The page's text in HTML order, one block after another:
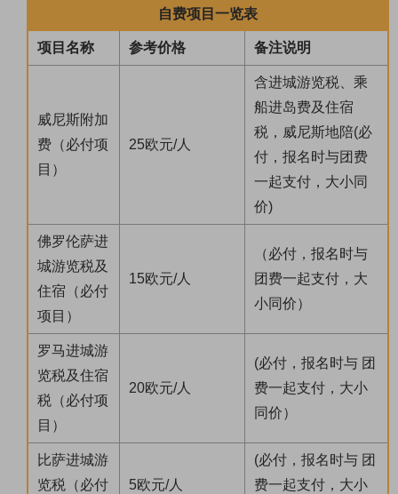
自费项目一览表
项目名称 参考价格 备注说明
威尼斯附加
费（必付项
目）
25欧元/人
含进城游览税、乘
船进岛费及住宿
税，威尼斯地陪(必
付，报名时与团费
一起支付，大小同
价)
佛罗伦萨进
城游览税及
住宿（必付
项目）
15欧元/人
（必付，报名时与
团费一起支付，大
小同价）
罗马进城游
览税及住宿
税（必付项
目）
20欧元/人
(必付，报名时与 团
费一起支付，大小
同价）
比萨进城游
览税（必付
5欧元/人
(必付，报名时与 团
费一起支付，大小